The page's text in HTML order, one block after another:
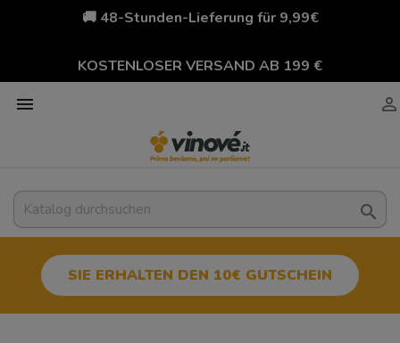
🚚 48-Stunden-Lieferung für 9,99€
KOSTENLOSER VERSAND AB 199 €
 

SIE ERHALTEN DEN 10€ GUTSCHEIN